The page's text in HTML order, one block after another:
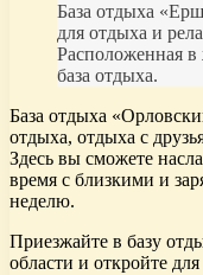
База отдыха
для отдыха и
Расположенная
база отдыха.
База отдыха
отдыха, отдыха с
Здесь вы сможете
время с близкими и
неделю.
Приезжайте в базу
области и откройте